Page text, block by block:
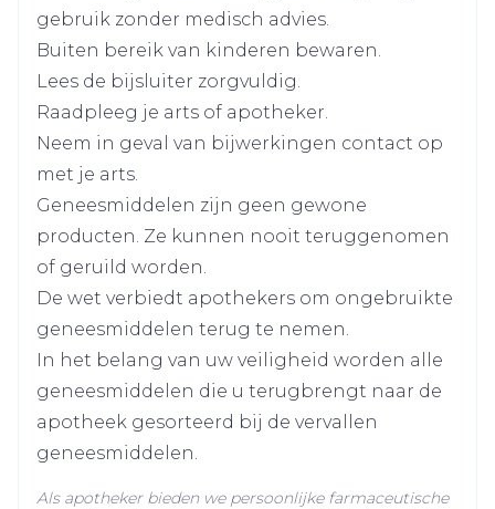
en moet worden voortgezet tot 7 dagen na
het verlaten van de streek.
5-8 kg : 2 tablet /dag in één keer drie dagen
na elkaar
9-10 kg : 3 tabletten /dag in één keer drie
dagen na elkaar
Met voedsel of een melkachtige drank (om
een max. absorptie)
In geval van braken binnen 1 uur na inname
van de dosis moet een nieuwe dosis worden
ingenomen
Breedte
130 mm
Diepte 20 mm
Hoeveelheid
Verpakking
12
Actieve
Ingrediënten
atovaquon, proguanil
hydrochloride
Behoud
Kamertemperatuur (15°C -
gebruik zonder medisch advies.
Buiten bereik van kinderen bewaren.
Lees de bijsluiter zorgvuldig.
Raadpleeg je arts of apotheker.
Neem in geval van bijwerkingen contact op
met je arts.
Geneesmiddelen zijn geen gewone
producten. Ze kunnen nooit teruggenomen
of geruild worden.
De wet verbiedt apothekers om ongebruikte
geneesmiddelen terug te nemen.
In het belang van uw veiligheid worden alle
geneesmiddelen die u terugbrengt naar de
apotheek gesorteerd bij de vervallen
geneesmiddelen.
Als apotheker bieden we persoonlijke farmaceutische